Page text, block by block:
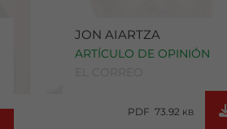
JON AIARTZA
ARTÍCULO DE OPINIÓN
PDF 73.92 KB